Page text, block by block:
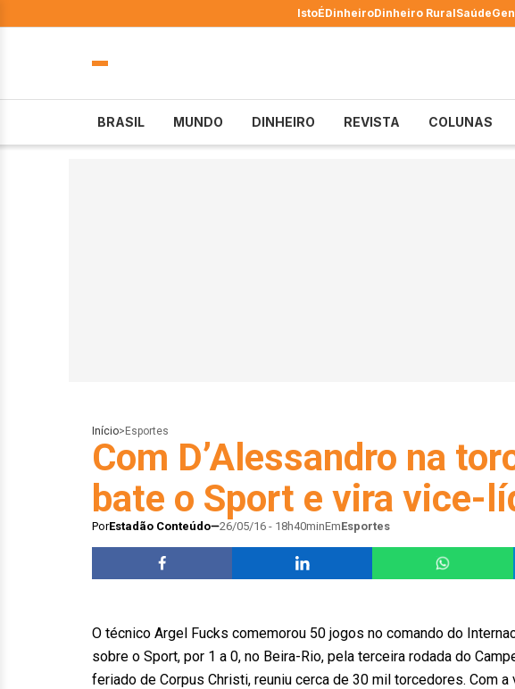
IstoÉDinheiroDinheiro RuralSaúde
BRASIL MUNDO DINHEIRO REVISTA COLUNAS
Início> Esportes
Com D’Alessandro na
bate o Sport e vira vice-
PorEstadão Conteúdo 26/05/16 - 18h40minEmEsportes
O técnico Argel Fucks comemorou 50 jogos no comando do
sobre o Sport, por 1 a 0, no Beira-Rio, pela terceira rodada do
feriado de Corpus Christi, reuniu cerca de 30 mil torcedores. Com